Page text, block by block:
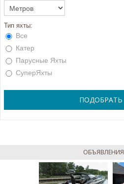
Тип яхты:
Все
Катер
Парусные Яхты
СуперЯхты
ОБЪЯВЛЕНИЯ